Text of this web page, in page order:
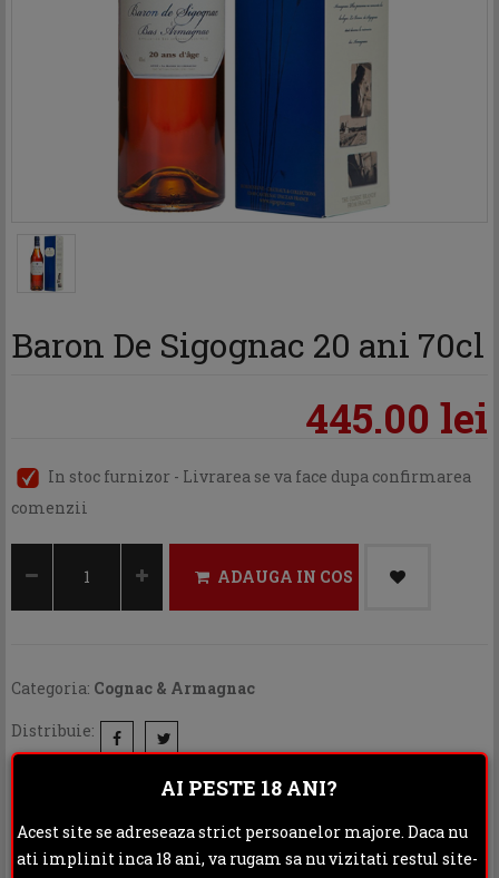
Baron De Sigognac 20 ani 70cl
445.00 lei
In stoc furnizor - Livrarea se va face dupa confirmarea
comenzii
ADAUGA IN COS
Categoria: Cognac & Armagnac
Distribuie:
DESCRIERE INFORMATII ADITIONALE
AI PESTE 18 ANI?
Acest site se adreseaza strict persoanelor majore. Daca nu
ati implinit inca 18 ani, va rugam sa nu vizitati restul site-